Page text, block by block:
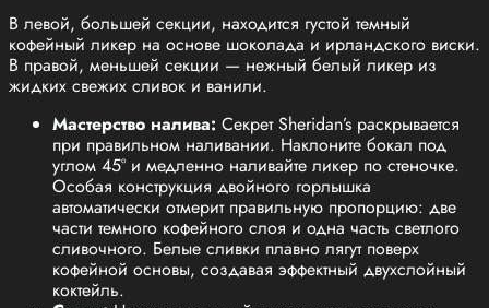
В левой, большей секции, находится густой темный
кофейный ликер на основе шоколада и ирландского виски.
В правой, меньшей секции — нежный белый ликер из
жидких свежих сливок и ванили.
Мастерство налива: Секрет Sheridan’s раскрывается
при правильном наливании. Наклоните бокал под
углом 45° и медленно наливайте ликер по стеночке.
Особая конструкция двойного горлышка
автоматически отмерит правильную пропорцию: две
части темного кофейного слоя и одна часть светлого
сливочного. Белые сливки плавно лягут поверх
кофейной основы, создавая эффектный двухслойный
коктейль.